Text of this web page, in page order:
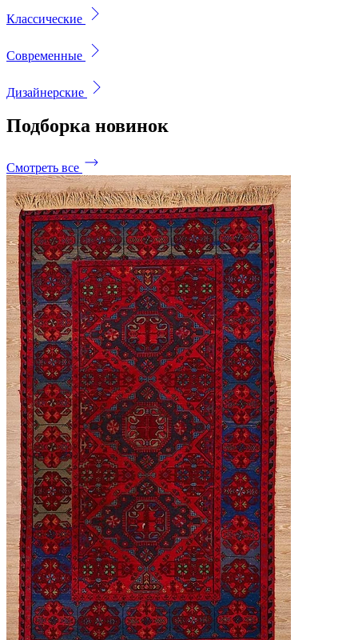
Классические
Современные
Дизайнерские
Подборка новинок
Смотреть все